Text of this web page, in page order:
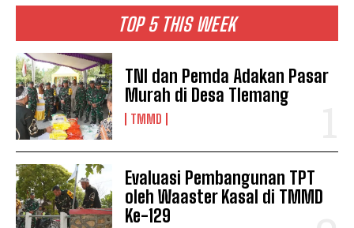
TOP 5 THIS WEEK
TNI dan Pemda Adakan Pasar
Murah di Desa Tlemang
TMMD
Evaluasi Pembangunan TPT
oleh Waaster Kasal di TMMD
Ke-129